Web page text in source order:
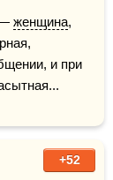
— женщина,
и при
+52